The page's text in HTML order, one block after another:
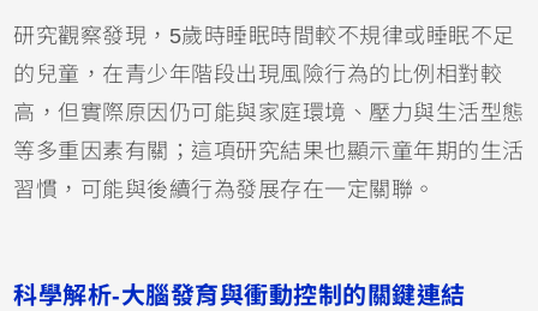
研究觀察發現，5歲時睡眠時間較不規律或睡眠不足
的兒童，在青少年階段出現風險行為的比例相對較
高，但實際原因仍可能與家庭環境、壓力與生活型態
等多重因素有關；這項研究結果也顯示童年期的生活
習慣，可能與後續行為發展存在一定關聯。
科學解析-大腦發育與衝動控制的關鍵連結